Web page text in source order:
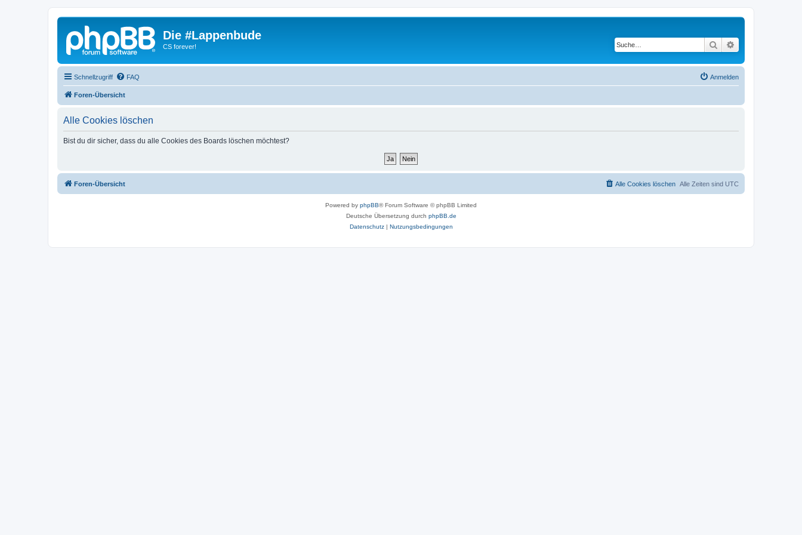
Die #Lappenbude
CS forever! Suche
Schnellzugriff FAQ Anmelden
Foren-Übersicht
Alle Cookies löschen
Bist du dir sicher, dass du alle Cookies des Boards löschen möchtest?
Foren-Übersicht Alle Zeiten sind UTC
Alle Cookies löschen
Powered by phpBB® Forum Software © phpBB Limited
Deutsche Übersetzung durch phpBB.de
Datenschutz| Nutzungsbedingungen